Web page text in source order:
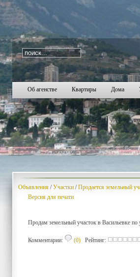
i=488
894895896897 899
Об агенстве Квартиры Дома
Объявления /Участки /Продается земельный
Версия для печати
Продам земельный участок в Васильевке
Комментарии: (0) Рейтинг: